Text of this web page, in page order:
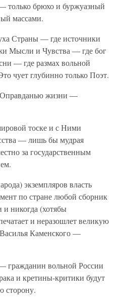
только брюхо и буржуазный
массами.
Страны — где источники
Мысли и Чувства — где бог
— где размах вольной
чует глубинно только Поэт.
жизни —
тоске и с Ними
— лишь бы мудрая
за государственным
экземпляров власть
по стране любой сборник
никогда (хотябы
и неразошлет великую
Каменского —
гражданин вольной России
и кретины-критики будут
сторону.